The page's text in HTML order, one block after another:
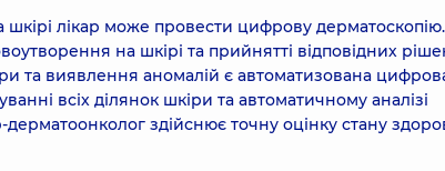
до 5 мм.) без вартості анестезії 2290 грн
лікар може провести цифрову
на шкірі та прийнятті відповідних
та виявлення аномалій є автоматизована
всіх ділянок шкіри та автоматичному аналізі
здійснює точну оцінку стану